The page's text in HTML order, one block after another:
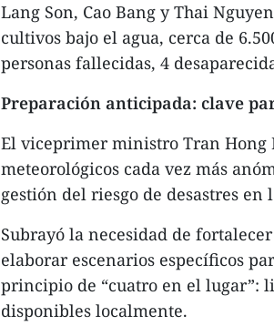
Lang Son, Cao Bang y Thai
cultivos bajo el agua, cerca de
personas fallecidas, 4
Preparación anticipada: clave
El viceprimer ministro Tran Hong
meteorológicos cada vez más
gestión del riesgo de desastres
Subrayó la necesidad de
elaborar escenarios específicos
principio de “cuatro en el lugar”:
disponibles localmente.